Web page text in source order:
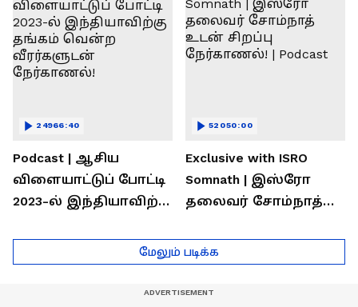
Podcast | ஆசிய
விளையாட்டுப் போட்டி
2023-ல் இந்தியாவிற்கு
வீரர்களுடன்
நேர்காணல்!
24966:40
Exclusive with ISRO
Somnath | இஸ்ரோ
தலைவர் சோம்நாத்
நேர்காணல்! | Podcast
52050:00
மேலும் படிக்க